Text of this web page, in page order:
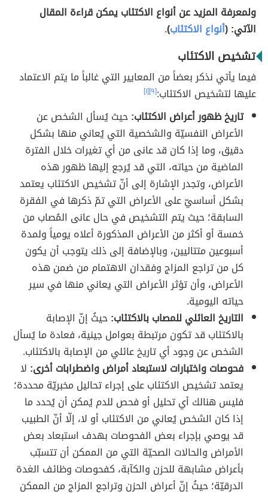
ولمعرفة المزيد عن أنواع الاكتئاب يمكن قراءة المقال
الآتي: (أنواع الاكتئاب)
.
تشخيص الاكتئاب
فيما يأتي نذكر بعضاً من المعايير التي غالباً ما يتم الاعتماد
عليها لتشخيص الاكتئاب:[٩] [١]
تاريخ ظهور أعراض الاكتئاب:حيث يُسأل الشخص عن
الأعراض النفسيّة والشخصية التي يُعاني منها بشكل
دقيق، وما إذا كان قد عانى من أي تغيرات خلال الفترة
الماضية من حياته، التي قد يُرجع إليها ظهور هذه
الأعراض، وتجدر الإشارة إلى أنّ تشخيص الاكتئاب يعتمد
بشكل أساسيّ على الأعراض التي تمّ ذكرها في الفقرة
السابقة؛ حيث يتم التشخيص في حال عانى المُصاب من
خمسة أو أكثر من الأعراض المذكورة أعلاه يومياً ولمدة
أسبوعين متتاليين، وبالإضافة إلى ذلك يتوجب أن يكون
كل من تراجع المزاج وفقدان الاهتمام من ضمن هذه
الأعراض، وأن تؤثر الأعراض التي يعاني منها في سير
حياته اليومية.
التاريخ العائلي للمصاب بالاكتئاب:حيثُ إنّ الإصابة
بالاكتئاب قد تكون مرتبطة بعوامل جينية، فعادة ما يُسأل
الشخص عن وجود أي تاريخ عائلي من الإصابة بالاكتئاب.
فحوصات واختبارات لاستبعاد أمراض واضطرابات أخرى: لا
يعتمد تشخيص الاكتئاب على إجراء تحاليل مخبريّة محددة؛
فليس هنالك أي تحليل أو فحص للدم يُمكن أن يُحدد ما
إذا كان الشخص يُعاني من الاكتئاب أو لا، إلّا أنّ الطبيب
قد يوصي بإجراء بعض الفحوصات بهدف استبعاد بعض
الأمراض والحالات الصحيّة التي من الممكن أن تتسبّب
بأعراض مشابهة للحزن والكآبة، كفحوصات وظائف الغدة
الدرقيّة؛ حيثُ إنّ أعراض الحزن وتراجع المزاج من الممكن